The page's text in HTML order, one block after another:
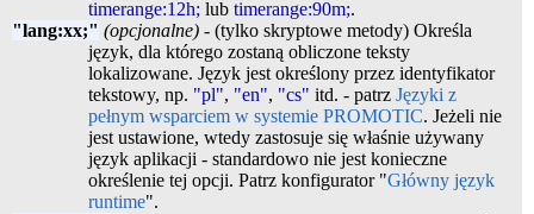
timerange:12h; lub timerange:90m;.
"lang:xx;" (opcjonalne) - (tylko skryptowe metody) Określa
język, dla którego zostaną obliczone teksty
lokalizowane. Język jest określony przez identyfikator
tekstowy, np. "pl", "en", "cs" itd. - patrz Języki z
pełnym wsparciem w systemie PROMOTIC. Jeżeli nie
jest ustawione, wtedy zastosuje się właśnie używany
język aplikacji - standardowo nie jest konieczne
określenie tej opcji. Patrz konfigurator "Główny język
runtime".